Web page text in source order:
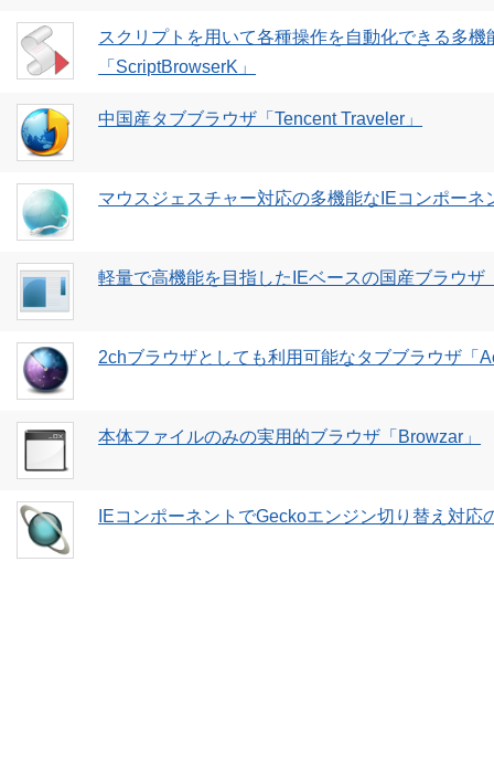
スクリプトを用いて各種操作を自動化できる多機
「ScriptBrowserK」
中国産タブブラウザ「Tencent Traveler」
マウスジェスチャー対応の多機能なIEコンポー
軽量で高機能を目指したIEベースの国産ブラウザ
2chブラウザとしても利用可能なタブブラウザ「
本体ファイルのみの実用的ブラウザ「Browzar」
IEコンポーネントでGeckoエンジン切り替え対応